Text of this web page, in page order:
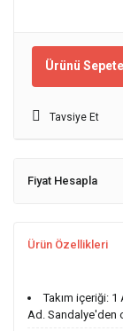
Ürünü
Tavsiye Et
Fiyat Hesapla
Ürün Özellikleri
Takım içeriği:
Ad. Sandalye'den